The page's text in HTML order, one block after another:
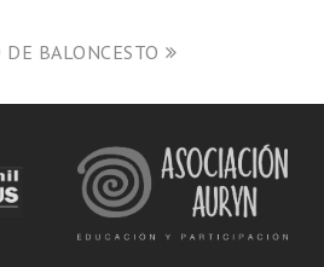
BALONCESTO